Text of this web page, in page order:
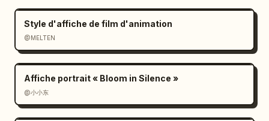
Style d'affiche de film d'animation
@MELTEN
Affiche portrait « Bloom in Silence »
@小小东